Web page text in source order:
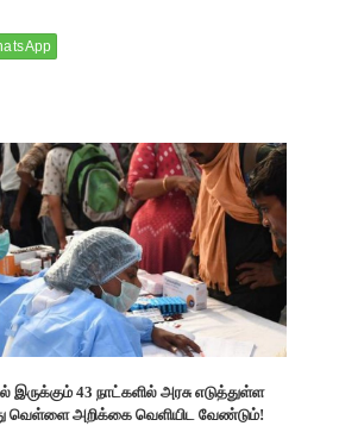
43 நாட்களில் அரசு எடுத்துள்ள
வெள்ளை அறிக்கை வெளியிட வேண்டும்!